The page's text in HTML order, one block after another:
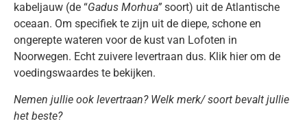
kabeljauw (de “Gadus Morhua” soort) uit de Atlantische
oceaan. Om specifiek te zijn uit de diepe, schone en
ongerepte wateren voor de kust van Lofoten in
Noorwegen. Echt zuivere levertraan dus. Klik hier om de
voedingswaardes te bekijken.
Nemen jullie ook levertraan? Welk merk/ soort bevalt jullie
het beste?